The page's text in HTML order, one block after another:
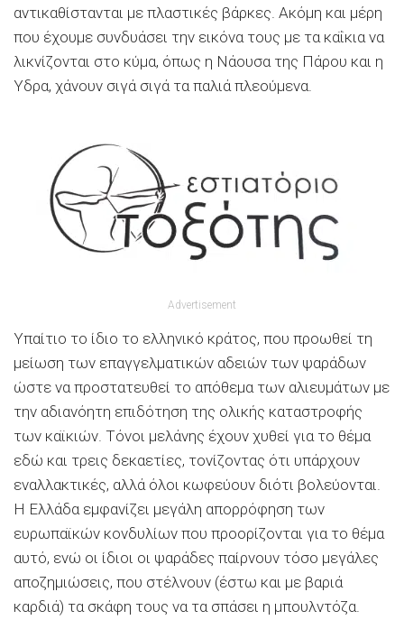
αντικαθίστανται με πλαστικές βάρκες. Ακόμη και μέρη
που έχουμε συνδυάσει την εικόνα τους με τα καΐκια να
λικνίζονται στο κύμα, όπως η Νάουσα της Πάρου και η
Υδρα, χάνουν σιγά σιγά τα παλιά πλεούμενα.
Advertisement
Υπαίτιο το ίδιο το ελληνικό κράτος, που προωθεί τη
μείωση των επαγγελματικών αδειών των ψαράδων
ώστε να προστατευθεί το απόθεμα των αλιευμάτων με
την αδιανόητη επιδότηση της ολικής καταστροφής
των καϊκιών. Τόνοι μελάνης έχουν χυθεί για το θέμα
εδώ και τρεις δεκαετίες, τονίζοντας ότι υπάρχουν
εναλλακτικές, αλλά όλοι κωφεύουν διότι βολεύονται.
Η Ελλάδα εμφανίζει μεγάλη απορρόφηση των
ευρωπαϊκών κονδυλίων που προορίζονται για το θέμα
αυτό, ενώ οι ίδιοι οι ψαράδες παίρνουν τόσο μεγάλες
αποζημιώσεις, που στέλνουν (έστω και με βαριά
καρδιά) τα σκάφη τους να τα σπάσει η μπουλντόζα.